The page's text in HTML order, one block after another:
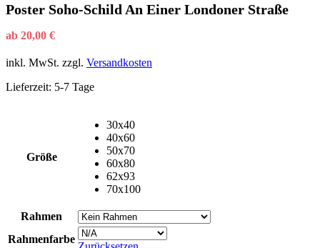
Poster Soho-Schild An Einer Londoner Straße
ab 20,00 €
inkl. MwSt. zzgl. Versandkosten
Lieferzeit: 5-7 Tage
Größe
30x40
40x60
50x70
60x80
62x93
70x100
Rahmen
Rahmenfarbe